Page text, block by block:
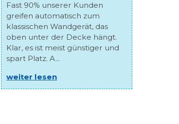
Fast 90% unserer Kunden
greifen automatisch zum
klassischen Wandgerät, das
oben unter der Decke hängt.
Klar, es ist meist günstiger und
spart Platz. A...
weiter lesen